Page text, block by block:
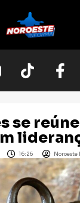
se
16:26 Noroeste